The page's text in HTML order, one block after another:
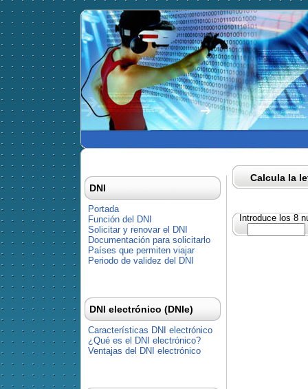
Calcula la
Introduce los 8
DNI
Portada
Función del DNI
Solicitar y renovar el DNI
Documentación para solicitarlo
Países que permiten viajar
Periodo de validez del DNI
DNI electrónico (DNIe)
Características DNI electrónico
¿Qué es el DNI electrónico?
Ventajas del DNI electrónico